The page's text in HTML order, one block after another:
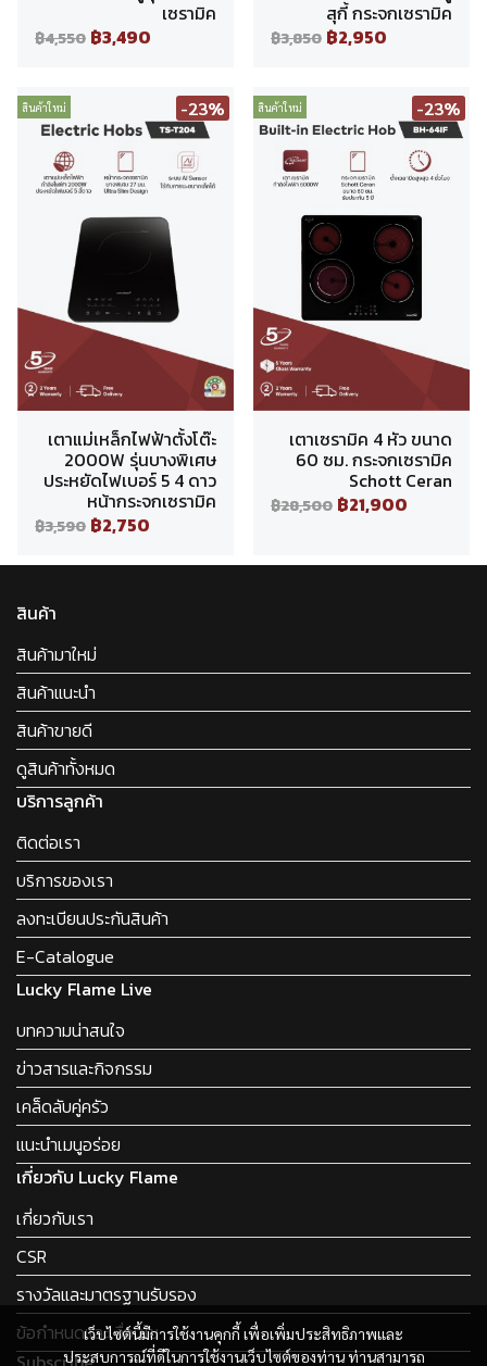
เซรามิค
฿4,550 ฿3,490
สุกี้ กระจกเซรามิค
฿3,850 ฿2,950
สินค้าใหม่ -23%
เตาแม่เหล็กไฟฟ้าตั้งโต๊ะ
2000W รุ่นบางพิเศษ
ประหยัดไฟเบอร์ 5 4 ดาว
หน้ากระจกเซรามิค
฿3,590 ฿2,750
สินค้าใหม่ -23%
เตาเซรามิค 4 หัว ขนาด
60 ซม. กระจกเซรามิค
Schott Ceran
฿28,500 ฿21,900
เว็บไซต์นี้มีการใช้งานคุกกี้ เพื่อเพิ่มประสิทธิภาพและ
ประสบการณ์ที่ดีในการใช้งานเว็บไซต์ของท่าน ท่านสามารถ
สินค้า
สินค้ามาใหม่
สินค้าแนะนำ
สินค้าขายดี
ดูสินค้าทั้งหมด
บริการลูกค้า
ติดต่อเรา
บริการของเรา
ลงทะเบียนประกันสินค้า
E-Catalogue
Lucky Flame Live
บทความน่าสนใจ
ข่าวสารและกิจกรรม
เคล็ดลับคู่ครัว
แนะนำเมนูอร่อย
เกี่ยวกับ Lucky Flame
เกี่ยวกับเรา
CSR
รางวัลและมาตรฐานรับรอง
ข้อกำหนดและเงื่อนไข